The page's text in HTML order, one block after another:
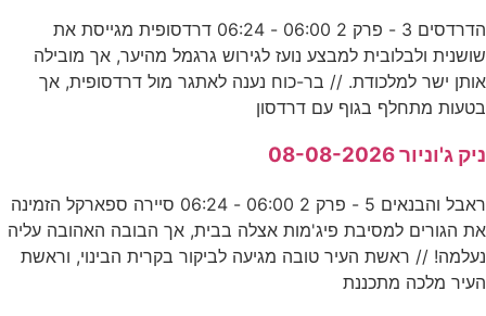
הדרדסים 3 - פרק 2 06:00 - 06:24 דרדסופית מגייסת את
שושנית ולבלובית למבצע נועז לגירוש גרגמל מהיער, אך מובילה
אותן ישר למלכודת. // בר-כוח נענה לאתגר מול דרדסופית, אך
בטעות מתחלף בגוף עם דרדסון
ניק ג'וניור 08-08-2026
ראבל והבנאים 5 - פרק 2 06:00 - 06:24 סיירה ספארקל הזמינה
את הגורים למסיבת פיג'מות אצלה בבית, אך הבובה האהובה עליה
נעלמה! // ראשת העיר טובה מגיעה לביקור בקרית הבינוי, וראשת
העיר מלכה מתכננת